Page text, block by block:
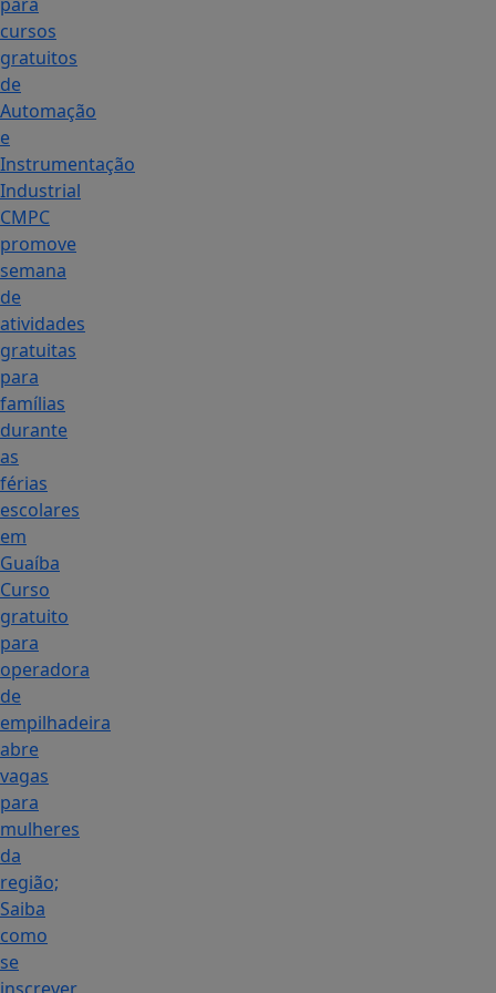
cursos
gratuitos
de
Automação
e
Instrumentação
Industrial
CMPC
promove
semana
de
atividades
gratuitas
para
famílias
durante
as
férias
escolares
em
Guaíba
Curso
gratuito
para
operadora
de
empilhadeira
abre
vagas
para
mulheres
da
região;
Saiba
como
se